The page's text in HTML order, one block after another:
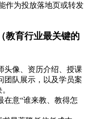
作为投放落地页或转发
教育行业最关键的
头像、资历介绍、授课
团队展示，以及学员案
在意“谁来教、教得怎